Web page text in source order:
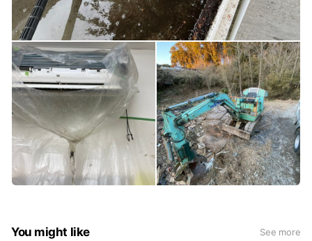
You might like See more